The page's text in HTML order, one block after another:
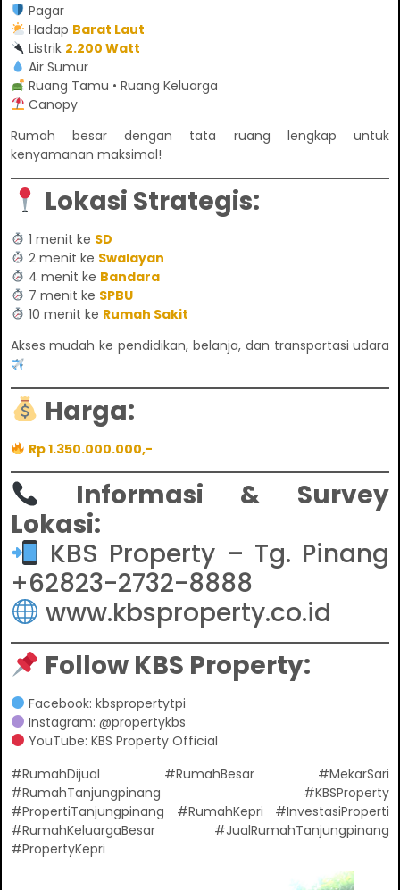
Pagar
Hadap Barat Laut
Listrik 2.200 Watt
Air Sumur
Ruang Tamu • Ruang Keluarga
Canopy
Rumah besar dengan tata ruang lengkap untuk
kenyamanan maksimal!
Lokasi Strategis:
1 menit ke SD
2 menit ke Swalayan
4 menit ke Bandara
7 menit ke SPBU
10 menit ke Rumah Sakit
Akses mudah ke pendidikan, belanja, dan transportasi udara
Harga:
Rp 1.350.000.000,-
Informasi & Survey
Lokasi:
KBS Property – Tg. Pinang
+62823-2732-8888
www.kbsproperty.co.id
Follow KBS Property:
Facebook: kbspropertytpi
Instagram: @propertykbs
YouTube: KBS Property Official
#RumahDijual #RumahBesar #MekarSari
#RumahTanjungpinang #KBSProperty
#PropertiTanjungpinang #RumahKepri #InvestasiProperti
#RumahKeluargaBesar #JualRumahTanjungpinang
#PropertyKepri